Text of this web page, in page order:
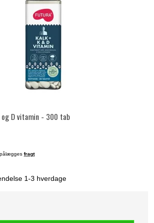
D vitamin - 300 tab
fragt
1-3 hverdage